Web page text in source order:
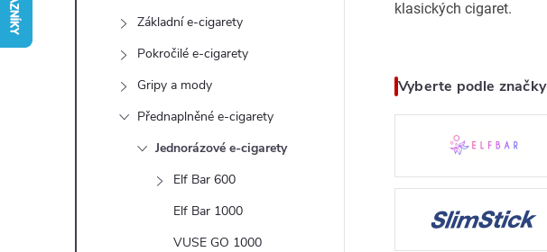
Základní e-cigarety
Pokročilé e-cigarety
Gripy a mody
Přednaplněné e-cigarety
Jednorázové e-cigarety
Elf Bar 600
Elf Bar 1000
VUSE GO 1000
klasických cigaret.
Vyberte podle značky